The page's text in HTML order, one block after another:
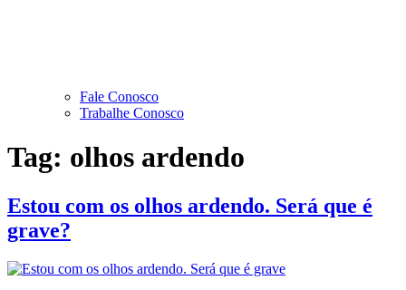
Fale Conosco
Trabalhe Conosco
Tag: olhos ardendo
Estou com os olhos ardendo. Será que é
grave?